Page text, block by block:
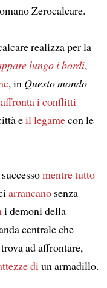
Zerocalcare.
realizza per la
lungo i bordi,
, in Questo mondo
affrontai conflitti
eil legamecon le
mentre tutto
arrancanosenza
i demoni della
centrale che
ad affrontare,
diun armadillo.